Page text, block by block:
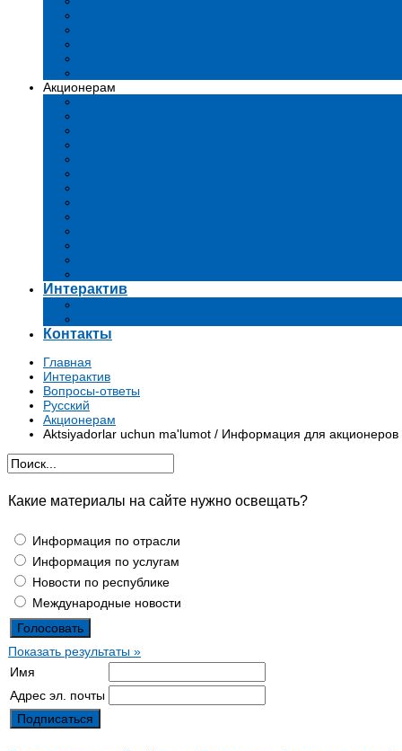
Акционерам
Интерактив
Контакты
Главная
Интерактив
Вопросы-ответы
Русский
Акционерам
Aktsiyadorlar uchun ma'lumot / Информация для акционеров
Какие материалы на сайте нужно освещать?
Информация по отрасли
Информация по услугам
Новости по республике
Международные новости
Показать результаты »
Имя
Адрес эл. почты